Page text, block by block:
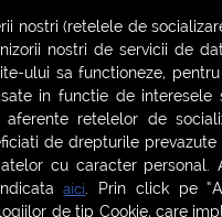
condiții | Politica de
nostri (retelele de
nostri de servicii de
ului sa functioneze,
in functie de
aferente retelelor de
de drepturile
cu caracter
aici. Prin click pe
de tip Cookie, care